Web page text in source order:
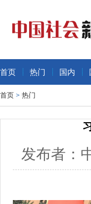
首页 热门 国内
首页 > 热门
发布者：